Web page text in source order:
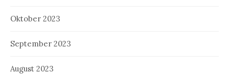
Oktober 2023
September 2023
August 2023